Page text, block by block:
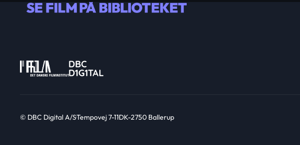
© DBC Digital A/STempovej 7-11DK-2750 Ballerup